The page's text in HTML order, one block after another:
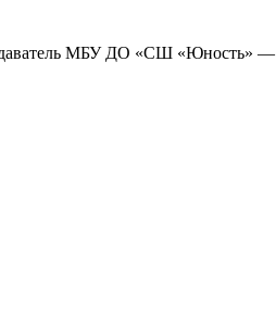
МБУ ДО «СШ «Юность» —